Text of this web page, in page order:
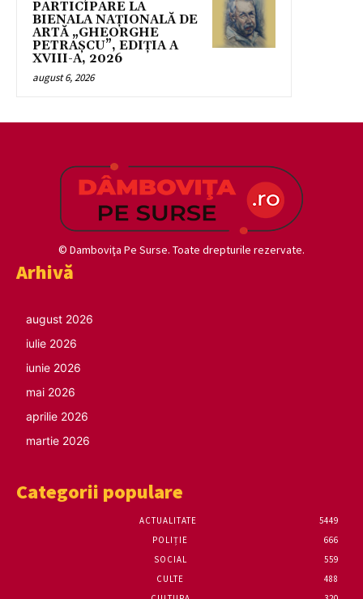
PARTICIPARE LA
BIENALA NAȚIONALĂ DE
ARTĂ „GHEORGHE
PETRAȘCU”, EDIŢIA A
XVIII-A, 2026
august 6, 2026
© Damboviţa Pe Surse. Toate drepturile rezervate.
Arhivă
august 2026
iulie 2026
iunie 2026
mai 2026
aprilie 2026
martie 2026
Categorii populare
ACTUALITATE
5449
POLIȚIE
666
SOCIAL
559
CULTE
488